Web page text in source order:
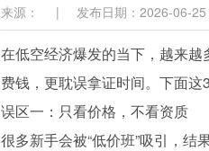
来源： | 发布日期：2026-06-25
在低空经济爆发的当下，越来
费钱，更耽误拿证时间。下面这
误区一：只看价格，不看资质
很多新手会被“低价班”吸引，